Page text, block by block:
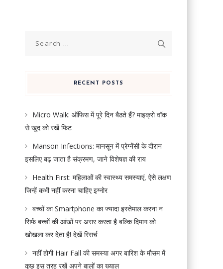
RECENT POSTS
Micro Walk: ऑफिस में पूरे दिन बैठते हैं? माइक्रो वॉक
से खुद को रखें फिट
Manson Infections: मानसून में प्रेग्नेंसी के दौरान
इसलिए बढ़ जाता है संक्रमण, जाने विशेषज्ञ की राय
Health First: महिलाओं की स्वास्थ्य समस्याएं, ऐसे लक्षण
जिन्हें कभी नहीं करना चाहिए इग्नोर
बच्चों का Smartphone का ज्यादा इस्तेमाल करना न
सिर्फ बच्चों की आंखों पर असर करता है बल्कि दिमाग को
खोखला कर देता है! देखें रिसर्च
नहीं होगी Hair Fall की समस्या अगर बारिश के मौसम में
कुछ इस तरह रखें अपने बालों का ख्याल